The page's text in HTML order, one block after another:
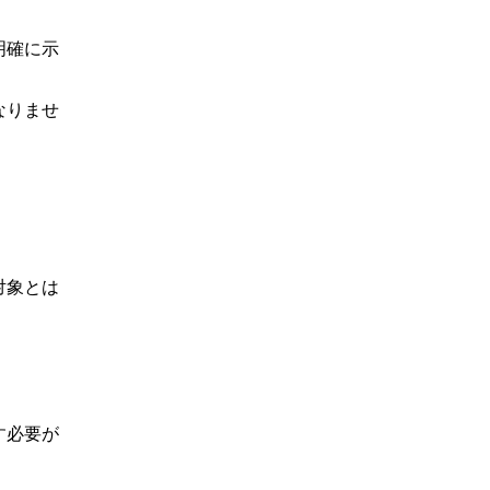
確に示
りませ
象とは
必要が